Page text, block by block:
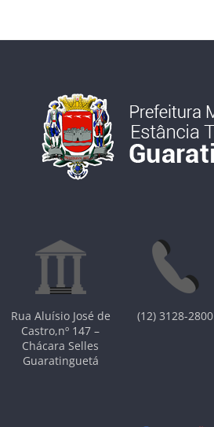
Rua Aluísio José de
Castro,nº 147 –
Chácara Selles
Guaratinguetá
(12) 3128-2800